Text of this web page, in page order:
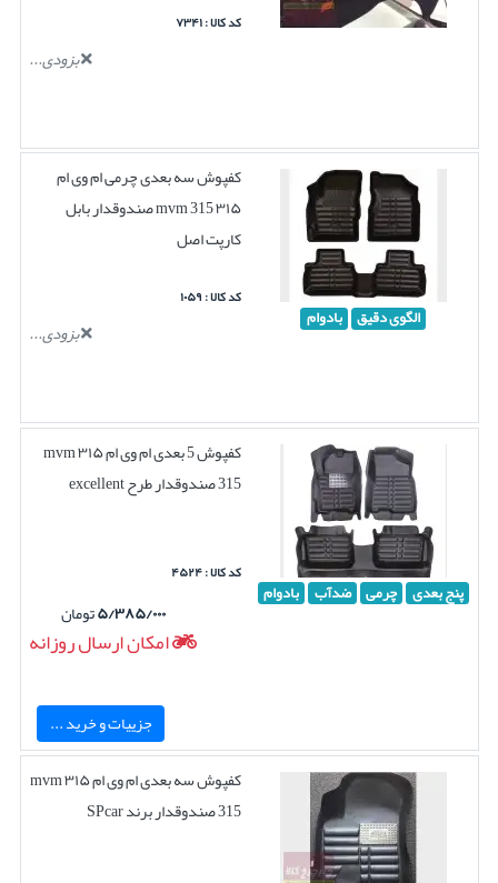
کد کالا : ۷۳۴۱
بزودی...
الگوی دقیق بادوام
کفپوش سه بعدی چرمی ام وی ام
۳۱۵ mvm 315 صندوقدار بابل
کارپت اصل
کد کالا : ۱۰۵۹
بزودی...
پنج بعدی چرمی ضدآب بادوام
کفپوش 5 بعدی ام وی ام ۳۱۵ mvm
315 صندوقدار طرح excellent
کد کالا : ۴۵۲۴
۵/۳۸۵/۰۰۰تومان
امکان ارسال روزانه
جزییات و خرید ...
کفپوش سه بعدی ام وی ام ۳۱۵ mvm
315 صندوقدار برند SPcar